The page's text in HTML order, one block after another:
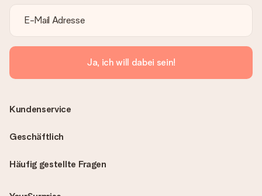
Ja, ich will dabei sein!
Häufig gestellte Fragen
Kundenservice
Geschäftlich